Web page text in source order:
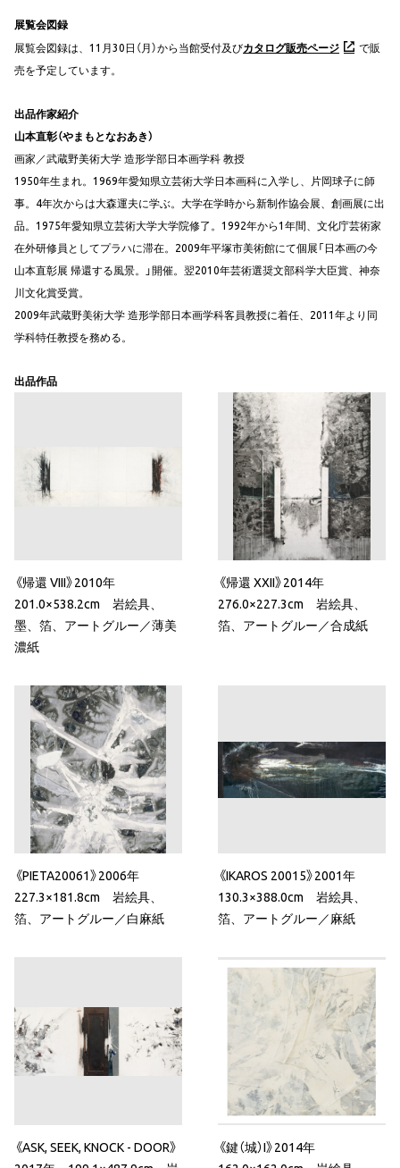
展覧会図録
展覧会図録は、11月30日（月）から当館受付及びカタログ販売ページ
で販
売を予定しています。
出品作家紹介
山本直彰（やまもとなおあき）
画家／武蔵野美術大学 造形学部日本画学科 教授
1950年生まれ。1969年愛知県立芸術大学日本画科に入学し、片岡球子に師
事。4年次からは大森運夫に学ぶ。大学在学時から新制作協会展、創画展に出
品。1975年愛知県立芸術大学大学院修了。1992年から1年間、文化庁芸術家
在外研修員としてプラハに滞在。2009年平塚市美術館にて個展「日本画の今
山本直彰展 帰還する風景。」開催。翌2010年芸術選奨文部科学大臣賞、神奈
川文化賞受賞。
2009年武蔵野美術大学 造形学部日本画学科客員教授に着任、2011年より同
学科特任教授を務める。
出品作品
《帰還 VIII》2010年
201.0×538.2cm 岩絵具、
墨、箔、アートグルー／薄美
濃紙
《帰還 XXII》2014年
276.0×227.3cm 岩絵具、
箔、アートグルー／合成紙
《PIETA20061》2006年
227.3×181.8cm 岩絵具、
箔、アートグルー／白麻紙
《IKAROS 20015》2001年
130.3×388.0cm 岩絵具、
箔、アートグルー／麻紙
《ASK, SEEK, KNOCK - DOOR》
《鍵（城）I》2014年